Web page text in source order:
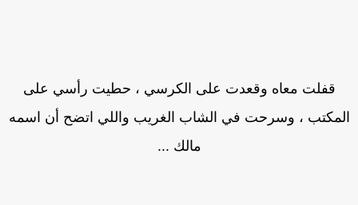
قفلت معاه وقعدت على الكرسي ، حطيت رأسي على
، وسرحت في الشاب الغريب واللي اتضح أن اسمه
مالك ...